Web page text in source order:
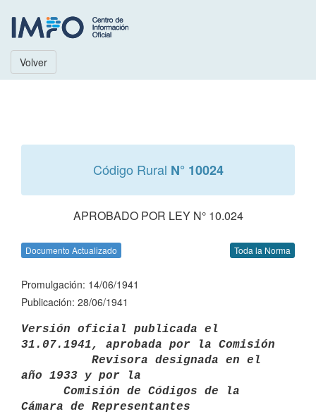
Volver
Código Rural N° 10024
APROBADO POR LEY N° 10.024
Documento Actualizado Toda la Norma
Promulgación: 14/06/1941
Publicación: 28/06/1941
Versión oficial publicada el
31.07.1941, aprobada por la Comisión
año 1933 y por la
Cámara de Representantes